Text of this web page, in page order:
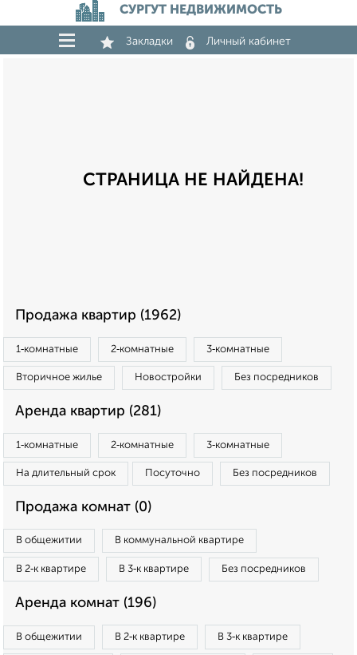
СУРГУТ НЕДВИЖИМОСТЬ
Закладки Личный кабинет
СТРАНИЦА НЕ НАЙДЕНА!
Продажа квартир (1962)
1‑комнатные 2‑комнатные 3‑комнатные
Вторичное жилье Новостройки Без посредников
Аренда квартир (281)
1‑комнатные 2‑комнатные 3‑комнатные
На длительный срок Посуточно Без посредников
Продажа комнат (0)
В общежитии В коммунальной квартире
В 2‑к квартире В 3‑к квартире Без посредников
Аренда комнат (196)
В общежитии В 2‑к квартире В 3‑к квартире